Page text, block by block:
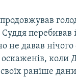
Суддя
не давав
оскаженів, коли
своїх раніше